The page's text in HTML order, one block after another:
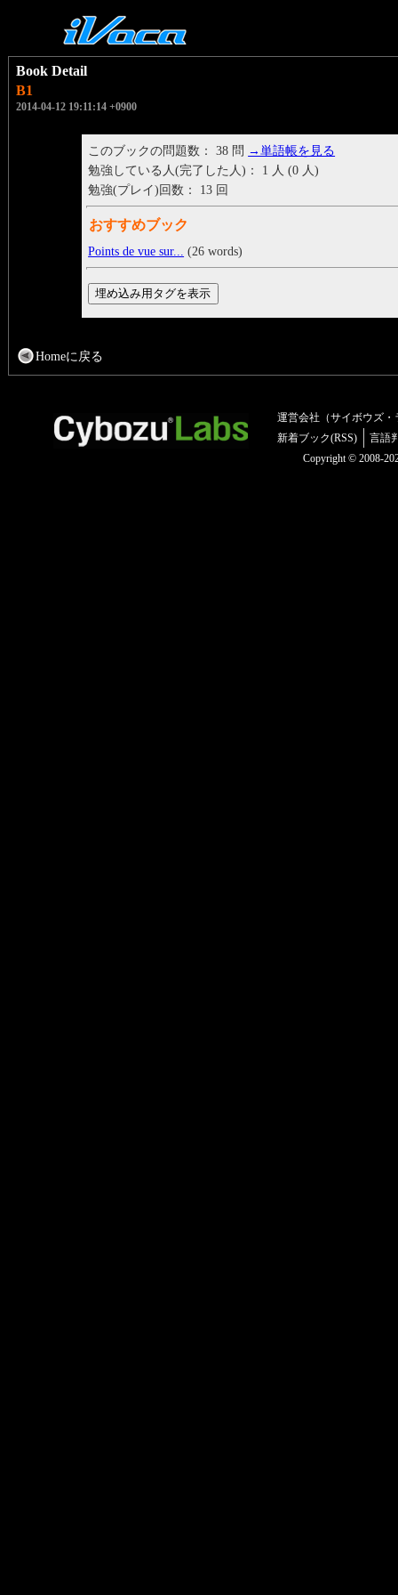
Book Detail
B1
2014-04-12 19:11:14 +0900
このブックの問題数： 38 問 →単語帳を見る
勉強している人(完了した人)： 1 人 (0 人)
勉強(プレイ)回数： 13 回
おすすめブック
Points de vue sur... (26 words)
Homeに戻る
運営会社（サイボウズ・
新着ブック(RSS)
言語
Copyright © 2008-